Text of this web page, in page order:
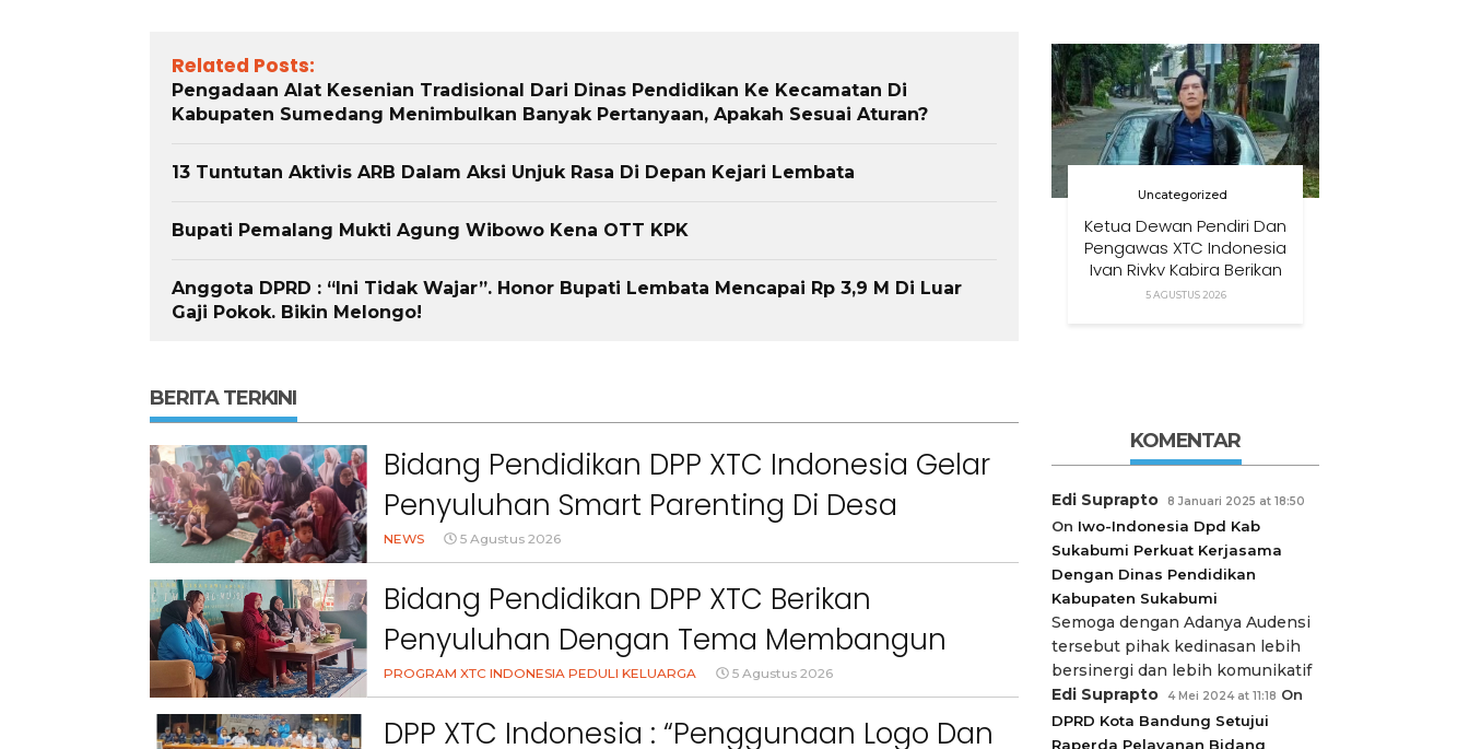
Related Posts:
Pengadaan Alat Kesenian Tradisional Dari Dinas Pendidikan Ke Kecamatan Di
Kabupaten Sumedang Menimbulkan Banyak Pertanyaan, Apakah Sesuai Aturan?
13 Tuntutan Aktivis ARB Dalam Aksi Unjuk Rasa Di Depan Kejari Lembata
Bupati Pemalang Mukti Agung Wibowo Kena OTT KPK
Anggota DPRD : “Ini Tidak Wajar”. Honor Bupati Lembata Mencapai Rp 3,9 M Di Luar
Gaji Pokok. Bikin Melongo!
BERITA TERKINI
Bidang Pendidikan DPP XTC Indonesia Gelar
Penyuluhan Smart Parenting Di Desa
Cihanjuang KBB
NEWS 5 Agustus 2026
Bidang Pendidikan DPP XTC Berikan
Penyuluhan Dengan Tema Membangun
Peran Orang Tua Dalam Menjaga
Kesehatan Anak Di Era Digital
PROGRAM XTC INDONESIA PEDULI KELUARGA 5 Agustus 2026
DPP XTC Indonesia : “Penggunaan Logo Dan
Uncategorized
Ketua Dewan Pendiri Dan
Pengawas XTC Indonesia
Ivan Rivky Kabira Berikan
Peryataan Sikap Terkait
5 AGUSTUS 2026
KOMENTAR
Edi Suprapto 8 Januari 2025 at 18:50
On Iwo-Indonesia Dpd Kab
Sukabumi Perkuat Kerjasama
Dengan Dinas Pendidikan
Kabupaten Sukabumi
Semoga dengan Adanya Audensi
tersebut pihak kedinasan lebih
bersinergi dan lebih komunikatif
Edi Suprapto
4 Mei 2024 at 11:18 On
DPRD Kota Bandung Setujui
Raperda Pelayanan Bidang